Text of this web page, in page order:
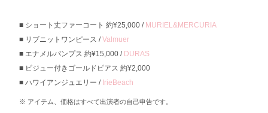
ショート丈ファーコート 約¥25,000 / MURIEL&MERCURIA
リブニットワンピース /Valmuer
エナメルパンプス 約¥15,000 / DURAS
ビジュー付きゴールドピアス 約¥2,000
ハワイアンジュエリー / IrieBeach
アイテム、価格はすべて出演者の自己申告です。